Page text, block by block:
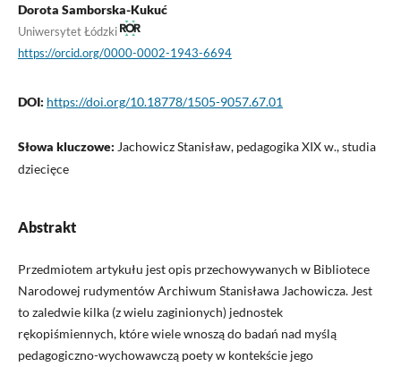
Dorota Samborska-Kukuć
Uniwersytet Łódzki
https://orcid.org/0000-0002-1943-6694
DOI: https://doi.org/10.18778/1505-9057.67.01
Słowa kluczowe: Jachowicz Stanisław, pedagogika XIX w., studia
dziecięce
Abstrakt
Przedmiotem artykułu jest opis przechowywanych w Bibliotece
Narodowej rudymentów Archiwum Stanisława Jachowicza. Jest
to zaledwie kilka (z wielu zaginionych) jednostek
rękopiśmiennych, które wiele wnoszą do badań nad myślą
pedagogiczno-wychowawczą poety w kontekście jego